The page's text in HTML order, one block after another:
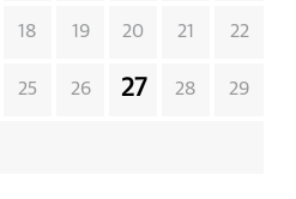
18 19 20 21 22
25 26 27 28 29